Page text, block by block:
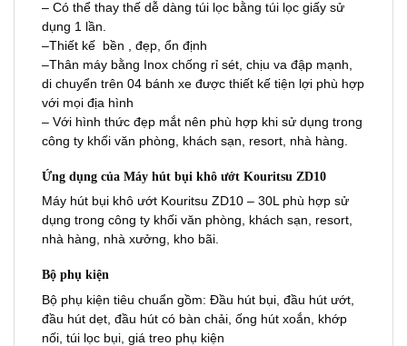
– Có thể thay thế dễ dàng túi lọc bằng túi lọc giấy sử
dụng 1 lần.
–Thiết kế bền , đẹp, ổn định
–Thân máy bằng Inox chống rỉ sét, chịu va đập mạnh,
di chuyển trên 04 bánh xe được thiết kế tiện lợi phù hợp
với mọi địa hình
– Với hình thức đẹp mắt nên phù hợp khi sử dụng trong
công ty khối văn phòng, khách sạn, resort, nhà hàng.
Ứng dụng của Máy hút bụi khô ướt Kouritsu ZD10
Máy hút bụi khô ướt Kouritsu ZD10 – 30L phù hợp sử
dụng trong công ty khối văn phòng, khách sạn, resort,
nhà hàng, nhà xưởng, kho bãi.
Bộ phụ kiện
Bộ phụ kiện tiêu chuẩn gồm: Đầu hút bụi, đầu hút ướt,
đầu hút dẹt, đầu hút có bàn chải, ống hút xoắn, khớp
nối, túi lọc bụi, giá treo phụ kiện